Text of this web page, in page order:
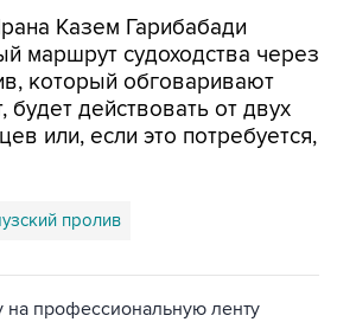
Казем Гарибабади
маршрут судоходства через
который обговаривают
будет действовать от двух
или, если это потребуется,
пролив
на профессиональную ленту